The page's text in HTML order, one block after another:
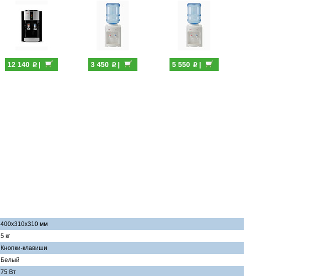
12 140 p| 3 450 p| 5 550 p|
400х310х310 мм
5 кг
Кнопки-клавиши
Белый
75 Вт